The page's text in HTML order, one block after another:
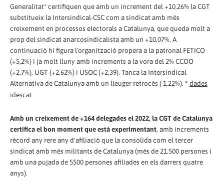
Generalitat* certifiquen que amb un increment del +10,26% la CGT
substitueix la Intersindical-CSC com a sindicat amb més
creixement en processos electorals a Catalunya, que queda molt a
prop del sindicat anarcosindicalista amb un +10,07%. A
continuació hi figura l'organització propera a la patronal FETICO
(+5,2%) i ja molt lluny amb increments a la vora del 2% CCOO
(+2,7%), UGT (+2,62%) i USOC (+2,39). Tanca la Intersindical
Alternativa de Catalunya amb un lleuger retrocés (-1,22%). * dades
idescat
Amb un creixement de +164 delegades el 2022, la CGT de Catalunya
certifica el bon moment que està experimentant, amb increments
rècord any rere any d'afiliació que la consolida com el tercer
sindicat amb més militants de Catalunya (més de 21.500 persones i
amb una pujada de 5500 persones afiliades en els darrers quatre
anys).